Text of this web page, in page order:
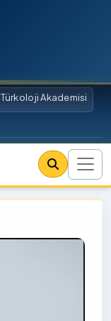
Türkoloji Akademisi